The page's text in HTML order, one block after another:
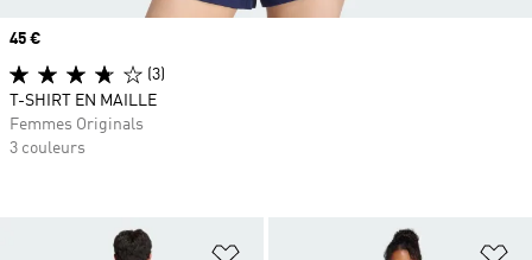
Ajouter à la Liste de produits
Prix
45 €
(3)
T-SHIRT EN MAILLE
Femmes Originals
3 couleurs